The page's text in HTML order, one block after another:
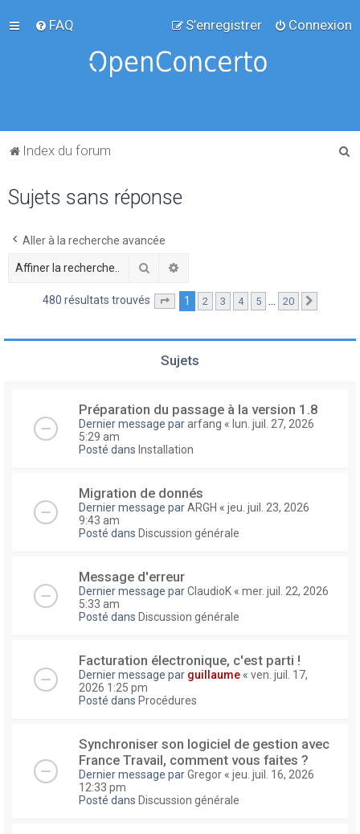
FAQ Connexion
S’enregistrer
Index du forum
Sujets sans réponse
Aller à la recherche avancée
Rechercher
480 résultats trouvés Page sur20
1 2 3 4 5 … 20
Sujets
Préparation du passage à la version 1.8
Dernier message pararfang « lun. juil. 27, 2026
5:29 am
Posté dans Installation
Migration de donnés
Dernier message parARGH « jeu. juil. 23, 2026
9:43 am
Posté dans Discussion générale
Message d'erreur
Dernier message parClaudioK « mer. juil. 22, 2026
5:33 am
Posté dans Discussion générale
Facturation électronique, c'est parti !
Dernier message par guillaume « ven. juil. 17,
2026 1:25 pm
Posté dans Procédures
Synchroniser son logiciel de gestion avec
France Travail, comment vous faites ?
Dernier message parGregor « jeu. juil. 16, 2026
12:33 pm
Posté dans Discussion générale